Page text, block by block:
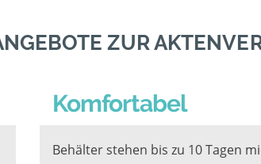
ZUR
Komfortabel
Behälter stehen bis zu 10 Tagen